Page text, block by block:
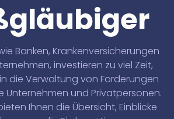
Banken, Krankenversicherungen
investieren zu viel Zeit,
die Verwaltung von Forderungen
Unternehmen und Privatpersonen.
Ihnen die Übersicht, Einblicke